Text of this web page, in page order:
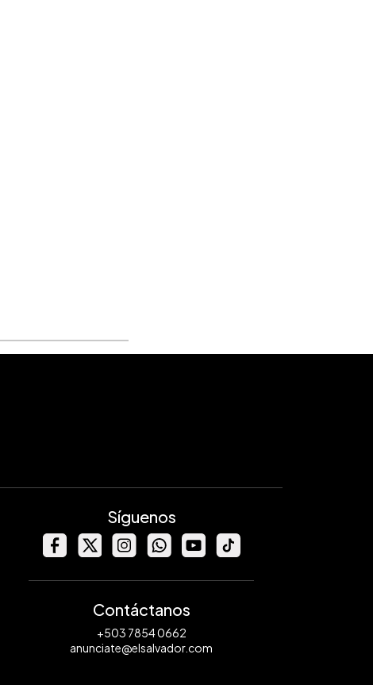
Síguenos
Contáctanos
+503 7854 0662
anunciate@elsalvador.com